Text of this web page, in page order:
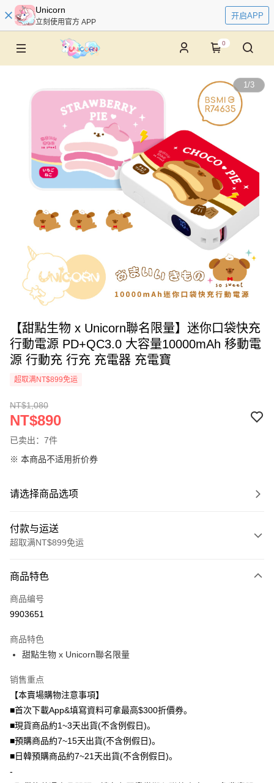
Unicorn
立刻使用官方 APP
开启APP
0
1/3
【甜點生物 x Unicorn聯名限量】迷你口袋快充
行動電源 PD+QC3.0 大容量10000mAh 移動電
源 行動充 行充 充電器 充電寶
超取满NT$899免运
NT$1,080
NT$890
已卖出：7件
※ 本商品不适用折价券
请选择商品选项
付款与运送
超取满NT$899免运
信用卡一次付款
信用卡分期付款
合作金库商业银行
华南商业银行
国泰世华商业银行
台湾中小企业银行
汇丰（台湾）商业银行
华泰商业银行
联邦商业银行
元大商业银行
星展（台湾）商业银行
台新国际商业银行
中国信托商业银行
6期 0利率，每期
华南商业银行
上海商业储蓄银行
国泰世华商业银行
台湾中小企业银行
台中商业银行
汇丰（台湾）商业银行
华泰商业银行
联邦商业银行
远东国际商业银行
元大商业银行
永丰商业银行
12期 0利率，每期 NT$74
合作金库商业银行
华南商业银行
上海商业储蓄银行
台北富邦商业银行
国泰世华商业银行
台湾中小企业银行
台中商业银行
汇丰（台湾）商业银行
华泰商业银行
联邦商业银行
远东国际商业银行
24期 0利率，每期
合作金库商业银行
华南商业银行
彰化商业银行
上海商业储蓄银行
兆丰国际商业银行
台湾中小企业银行
台中商业银行
汇丰（台湾）商业银行
华泰商业银行
联邦商业银行
超商取货付款
LINE Pay
Apple Pay
街口支付
商品特色
商品编号
9903651
商品特色
甜點生物 x Unicorn聯名限量
销售重点
【本賣場購物注意事項】
■首次下載App&填寫資料可拿最高$300折價券。
■現貨商品約1~3天出貨(不含例假日)。
■預購商品約7~15天出貨(不含例假日)。
■日韓預購商品約7~21天出貨(不含例假日)。
-